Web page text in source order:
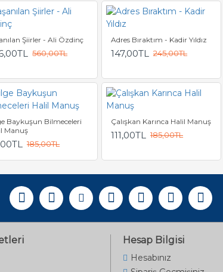
Şiirler - Ali Özdinç
560,00TL
Adres Bıraktım - Kadir Yıldız
147,00TL 245,00TL
Baykuşun Bilmeceleri
Manuş
185,00TL
Çalışkan Karınca Halil Manuş
111,00TL 185,00TL
Hesap Bilgisi
Hesabınız